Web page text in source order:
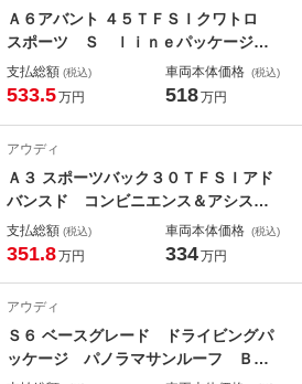
Ａ６アバント ４５ＴＦＳＩクワトロ
スポーツ Ｓ ｌｉｎｅパッケージ
テクノロジーパッケージ パノラマサ
ンルーフ 認定中古車
支払総額 (税込)
533.5万円
車両本体価格 (税込)
518万円
アウディ
Ａ３ スポーツバック３０ＴＦＳＩアド
バンスド コンビニエンス＆アシスタ
ンスパッケージ ナビゲーションパッ
ケージ 認定中古車
支払総額 (税込)
351.8万円
車両本体価格 (税込)
334万円
アウディ
Ｓ６ ベースグレード ドライビングパ
ッケージ パノラマサンルーフ Ｂａ